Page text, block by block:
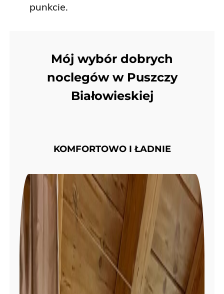
punkcie.
Mój wybór dobrych
noclegów w Puszczy
Białowieskiej
KOMFORTOWO I ŁADNIE